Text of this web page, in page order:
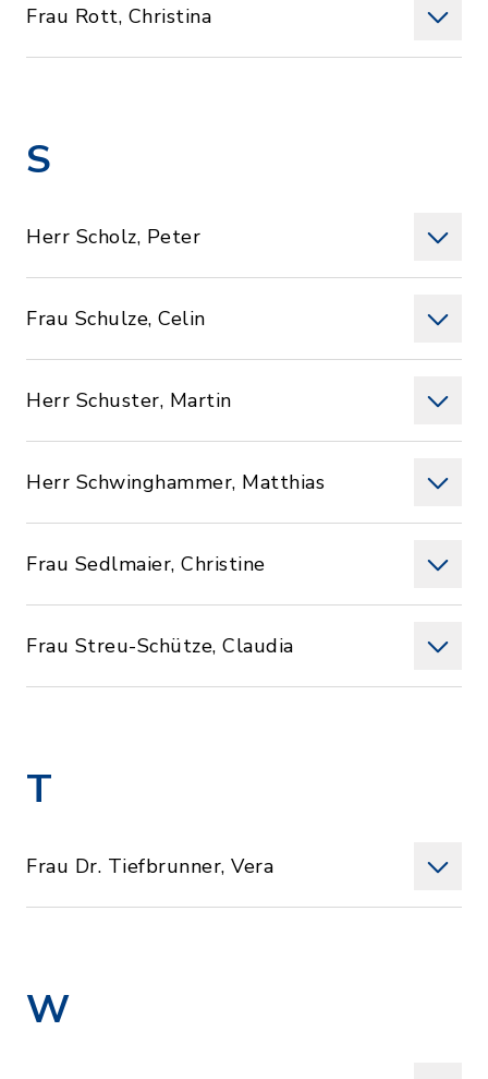
Frau Rott, Christina
S
Herr Scholz, Peter
Frau Schulze, Celin
Herr Schuster, Martin
Herr Schwinghammer, Matthias
Frau Sedlmaier, Christine
Frau Streu-Schütze, Claudia
T
Frau Dr. Tiefbrunner, Vera
W